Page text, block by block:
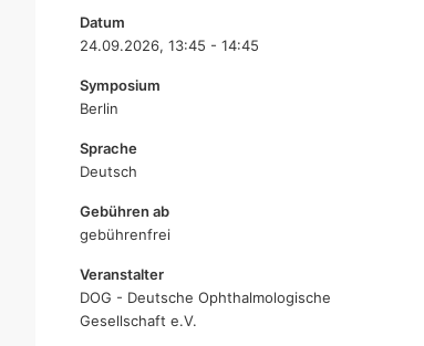
Datum
24.09.2026, 13:45 - 14:45
Symposium
Berlin
Sprache
Deutsch
Gebühren ab
gebührenfrei
Veranstalter
DOG - Deutsche Ophthalmologische
Gesellschaft e.V.